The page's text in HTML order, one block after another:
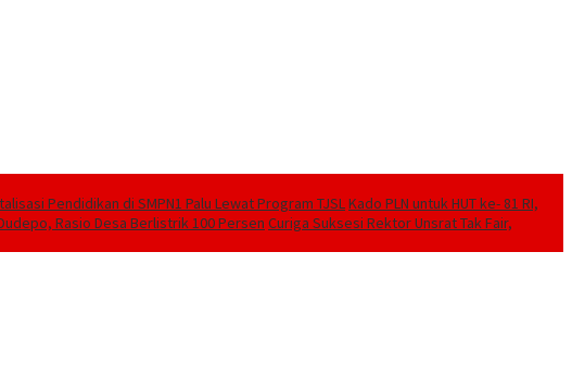
Pendidikan di SMPN1 Palu Lewat Program TJSLKado PLN untuk HUT ke- 81 RI,
Rasio Desa Berlistrik 100 Persen Curiga Suksesi Rektor Unsrat Tak Fair,